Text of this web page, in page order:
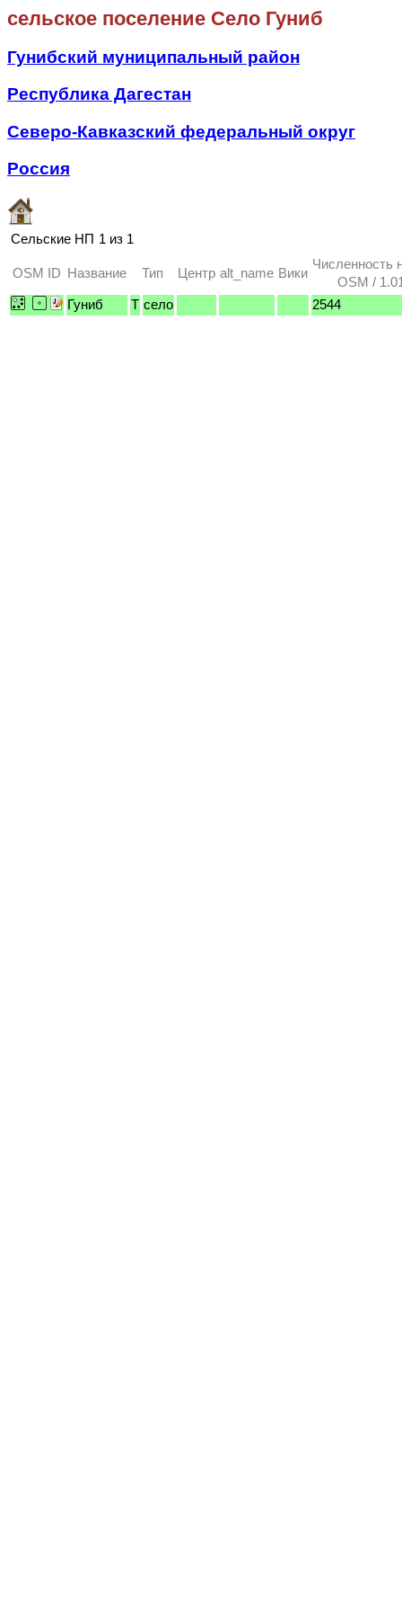
сельское поселение Село Гуниб
Гунибский муниципальный район
Республика Дагестан
Северо-Кавказский федеральный округ
Россия
Сельские НП 1 из 1
OSM ID Название Тип Центр alt_name Вики
Численность
OSM /
Гуниб
T село 2544